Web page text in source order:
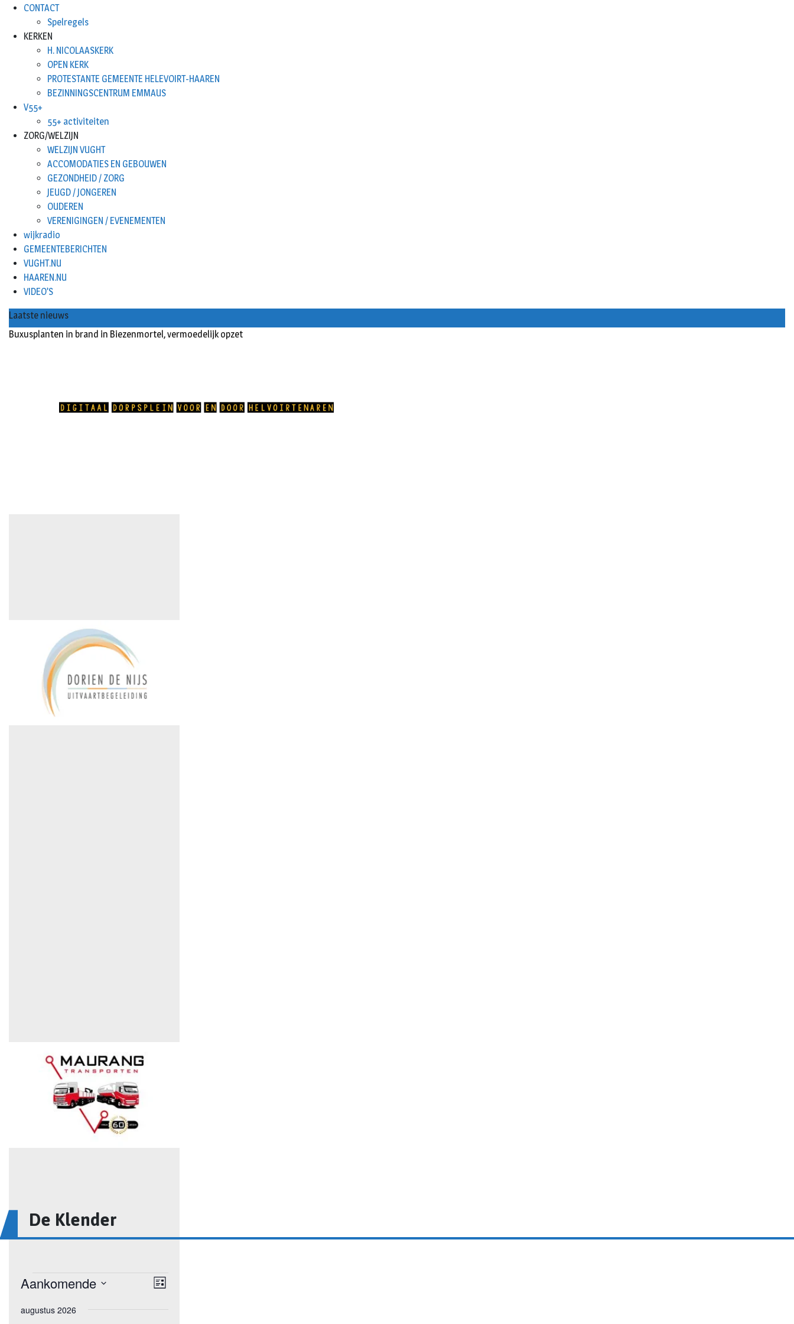
CONTACT
Spelregels
KERKEN
H. NICOLAASKERK
OPEN KERK
PROTESTANTE GEMEENTE HELEVOIRT-HAAREN
BEZINNINGSCENTRUM EMMAUS
V55+
55+ activiteiten
ZORG/WELZIJN
WELZIJN VUGHT
ACCOMODATIES EN GEBOUWEN
GEZONDHEID / ZORG
JEUGD / JONGEREN
OUDEREN
VERENIGINGEN / EVENEMENTEN
wijkradio
GEMEENTEBERICHTEN
VUGHT.NU
HAAREN.NU
VIDEO’S
Laatste nieuws
Buxusplanten in brand in Biezenmortel, vermoedelijk opzet
De Klender